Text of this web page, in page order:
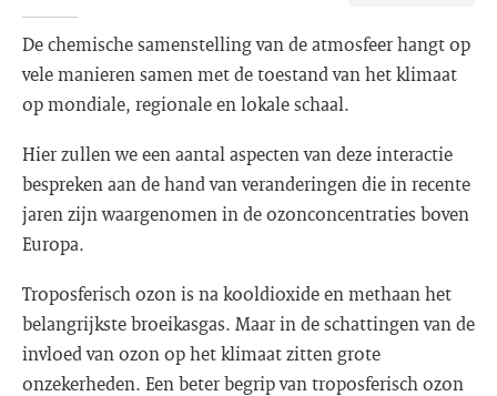
De chemische samenstelling van de atmosfeer hangt op
vele manieren samen met de toestand van het klimaat
op mondiale, regionale en lokale schaal.
Hier zullen we een aantal aspecten van deze interactie
bespreken aan de hand van veranderingen die in recente
jaren zijn waargenomen in de ozonconcentraties boven
Europa.
Troposferisch ozon is na kooldioxide en methaan het
belangrijkste broeikasgas. Maar in de schattingen van de
invloed van ozon op het klimaat zitten grote
onzekerheden. Een beter begrip van troposferisch ozon